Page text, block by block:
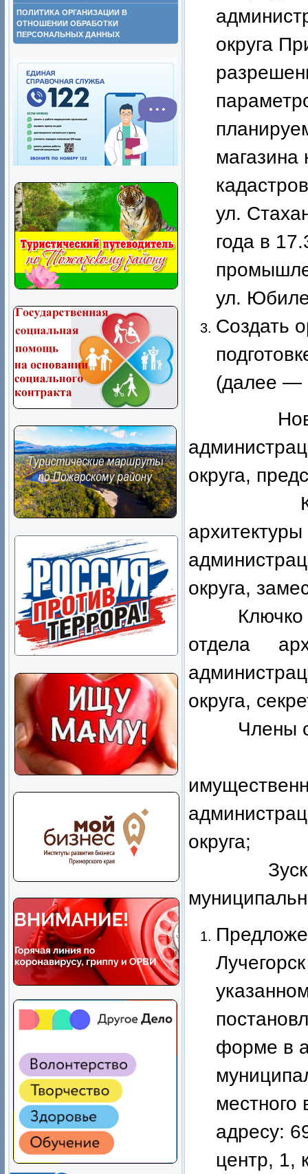
ПОЛИТИКА ОРГАНИЗАЦИИ В
ОТНОШЕНИИ ОБРАБОТКИ
ПЕРСОНАЛЬНЫХ ДАННЫХ
округа
магазина
ул.
года в
ул.
Создать
(далее —
округа,
округа,
Ключко
отдела
округа,
Члены
округа;
Зускин
форме в
адресу:
центр, 1,